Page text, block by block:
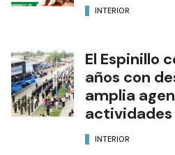
INTERIOR
El Espinillo
años con
amplia
actividades
INTERIOR